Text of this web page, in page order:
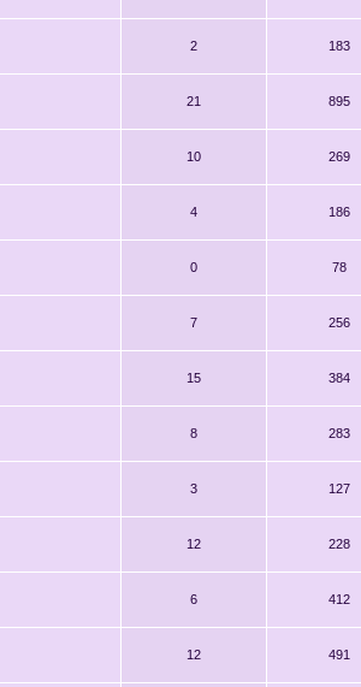
2 183
21 895
10 269
4 186
0 78
7 256
15 384
8 283
3 127
12 228
6 412
12 491